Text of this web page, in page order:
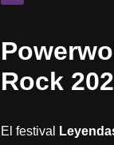
Rock
El festival